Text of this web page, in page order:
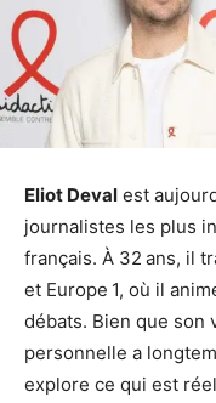
Eliot Deval est
journalistes les plus
français. À 32 ans, il
et Europe 1, où il
débats. Bien que son
personnelle a
explore ce qui est